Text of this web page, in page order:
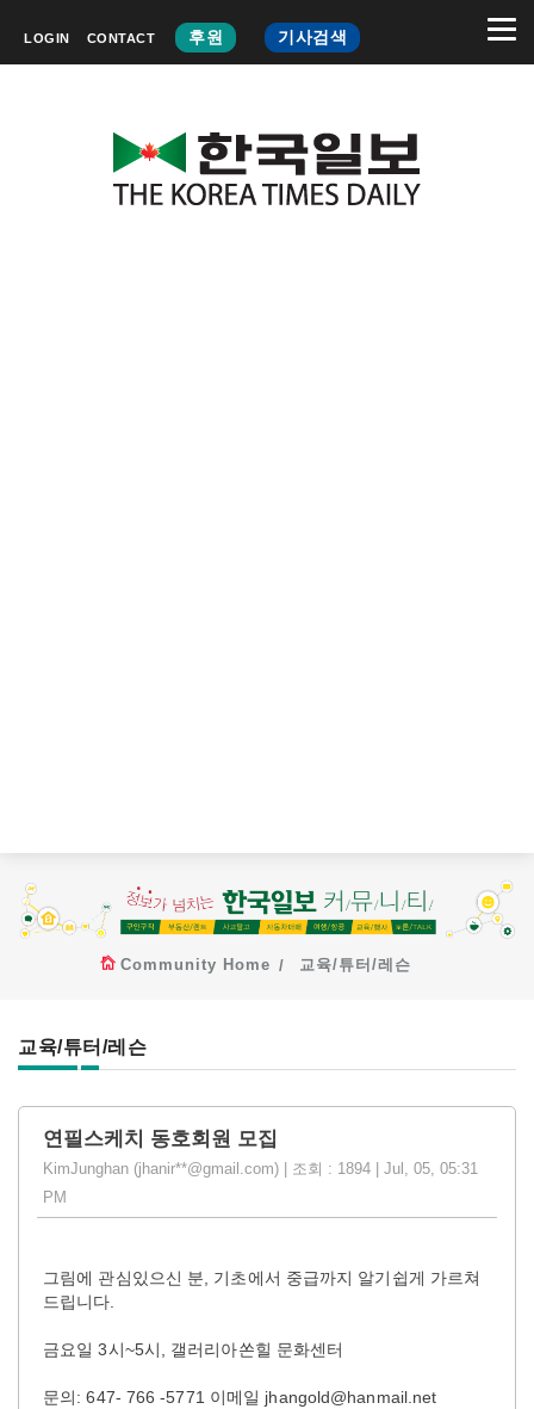
LOGIN CONTACT 후원 기사검색
Community Home 교육/튜터/레슨
교육/튜터/레슨
연필스케치 동호회원 모집
KimJunghan (jhanir**@gmail.com) | 조회 : 1894 | Jul, 05, 05:31
PM
그림에 관심있으신 분, 기초에서 중급까지 알기쉽게 가르쳐
드립니다.
금요일 3시~5시, 갤러리아쏜힐 문화센터
문의: 647- 766 -5771 이메일 jhangold@hanmail.net